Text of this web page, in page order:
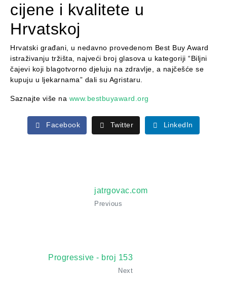
cijene i kvalitete u
Hrvatskoj
Hrvatski građani, u nedavno provedenom Best Buy Award
istraživanju tržišta, najveći broj glasova u kategoriji “Biljni
čajevi koji blagotvorno djeluju na zdravlje, a najčešće se
kupuju u ljekarnama” dali su Agristaru.
Saznajte više na www.bestbuyaward.org
Facebook Twitter LinkedIn
jatrgovac.com
Previous
Progressive - broj 153
Next